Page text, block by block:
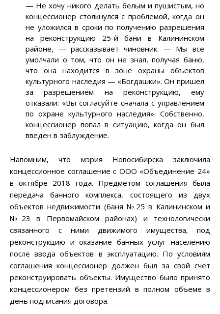
— Не хочу никого делать белым и пушистым, но
концессионер столкнулся с проблемой, когда он
не уложился в сроки по получению разрешения
на реконструкцию 25-й бани в Калининском
районе, — рассказывает чиновник. — Мы все
умолчали о том, что он не знал, получая баню,
что она находится в зоне охраны объектов
культурного наследия — «Богдашки». Он пришел
за разрешением на реконструкцию, ему
отказали: «Вы согласуйте сначала с управлением
по охране культурного наследия». Собственно,
концессионер попал в ситуацию, когда он был
введен в заблуждение.
Напомним, что мэрия Новосибирска заключила
концессионное соглашение с ООО «Объединение 24»
в октябре 2018 года. Предметом соглашения была
передача банного комплекса, состоящего из двух
объектов недвижимости (баня №25 в Калининском и
№23 в Первомайском районах) и технологически
связанного с ними движимого имущества, под
реконструкцию и оказание банных услуг населению
после ввода объектов в эксплуатацию. По условиям
соглашения концессионер должен был за свой счет
реконструировать объекты. Имущество было принято
концессионером без претензий в полном объеме в
день подписания договора.